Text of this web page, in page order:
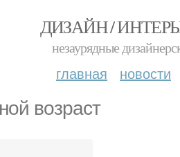
ДИЗАЙН /
незаурядные
главная новости
возраст